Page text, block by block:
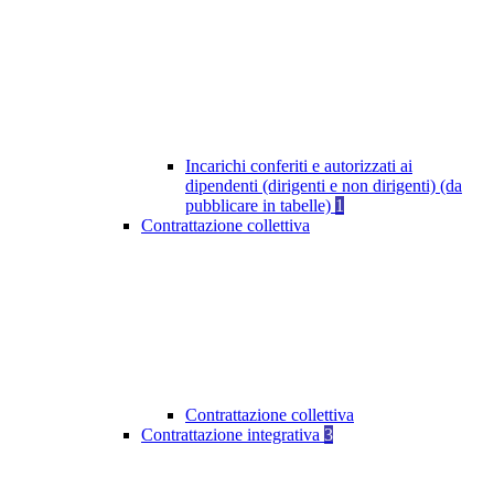
Incarichi conferiti e autorizzati ai
dipendenti (dirigenti e non dirigenti) (da
pubblicare in tabelle) 1
Contrattazione collettiva
Contrattazione collettiva
Contrattazione integrativa 3